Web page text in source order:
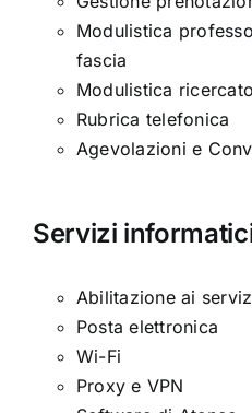
Modulistica
fascia
Modulistica
Rubrica telefonica
Agevolazioni e
Servizi
Abilitazione ai
Posta elettronica
Wi-Fi
Proxy e VPN